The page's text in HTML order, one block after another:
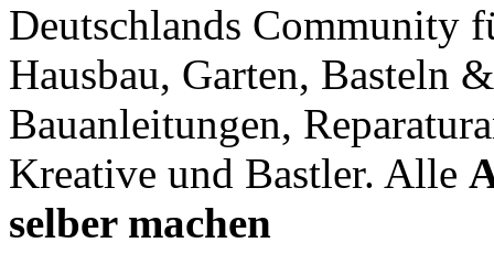
Deutschlands Community
Hausbau, Garten, Basteln
Bauanleitungen,
Kreative und Bastler. Alle
selber machen